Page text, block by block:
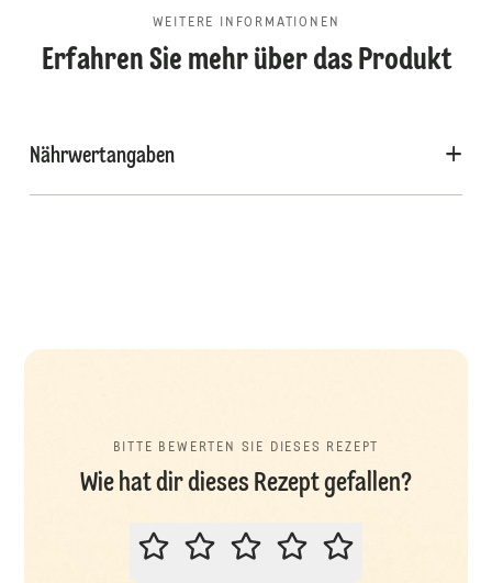
WEITERE INFORMATIONEN
Erfahren Sie mehr über das Produkt
Nährwertangaben
BITTE BEWERTEN SIE DIESES REZEPT
Wie hat dir dieses Rezept gefallen?
BITTE BEWERTEN SIE DIESES